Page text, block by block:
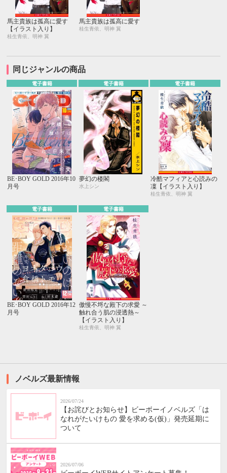
馬主貴族は孤高に愛す
【イラスト入り】
桂生青依、明神 翼
馬主貴族は孤高に愛す
桂生青依、明神 翼
同じジャンルの商品
電子書籍
BE･BOY GOLD 2016年10
月号
電子書籍
夢幻の楼閣
水上シン
電子書籍
冷酷マフィアと心読みの
凜【イラスト入り】
桂生青依、明神 翼
電子書籍
BE･BOY GOLD 2016年12
月号
電子書籍
傲慢不埒な殿下の求愛 ～
触れ合う肌の浸透熱～
【イラスト入り】
桂生青依、明神 翼
ノベルズ最新情報
2026/07/24
【お詫びとお知らせ】ビーボーイノベルズ「は
なれがたいけもの 愛を求める(仮)」発売延期に
ついて
2026/07/06